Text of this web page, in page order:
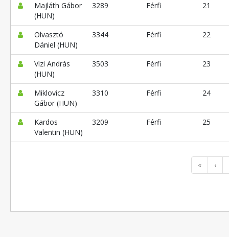
Majláth Gábor
(HUN)
3289 Férfi 21
Olvasztó
Dániel (HUN)
3344 Férfi 22
Vizi András
(HUN)
3503 Férfi 23
Miklovicz
Gábor (HUN)
3310 Férfi 24
Kardos
Valentin (HUN)
3209 Férfi 25
« ‹